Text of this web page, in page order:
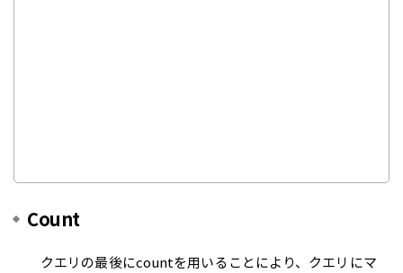
Count
クエリの最後にcountを用いることにより、クエリにマ